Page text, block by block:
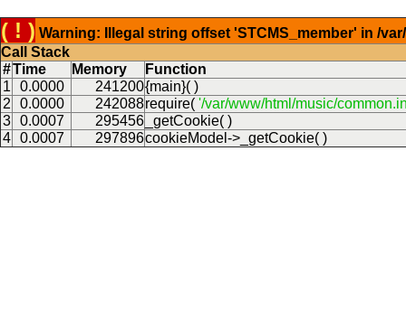
( ! ) Warning: Illegal string offset 'STCMS_member' in /
Call Stack
#Time Memory
Function
1
0.0000 241200{main}( )
2
0.0000 242088require( '/var/www/html/music/
3
0.0007 295456 _getCookie( )
4
0.0007 297896cookieModel->_getCookie( )